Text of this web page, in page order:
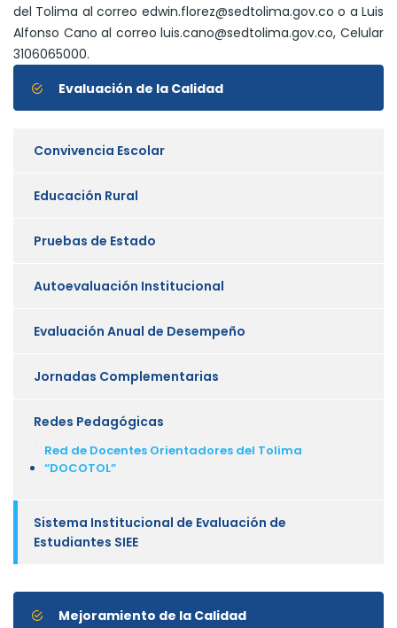
del Tolima al correo edwin.florez@sedtolima.gov.co o a Luis
Alfonso Cano al correo luis.cano@sedtolima.gov.co, Celular
3106065000.
Evaluación de la Calidad
Convivencia Escolar
Educación Rural
Pruebas de Estado
Autoevaluación Institucional
Evaluación Anual de Desempeño
Jornadas Complementarias
Redes Pedagógicas
Red de Docentes Orientadores del Tolima
“DOCOTOL”
Sistema Institucional de Evaluación de
Estudiantes SIEE
Mejoramiento de la Calidad